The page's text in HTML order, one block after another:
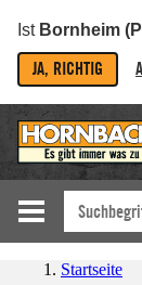
Ist Bornheim
JA, RICHTIG
Startseite